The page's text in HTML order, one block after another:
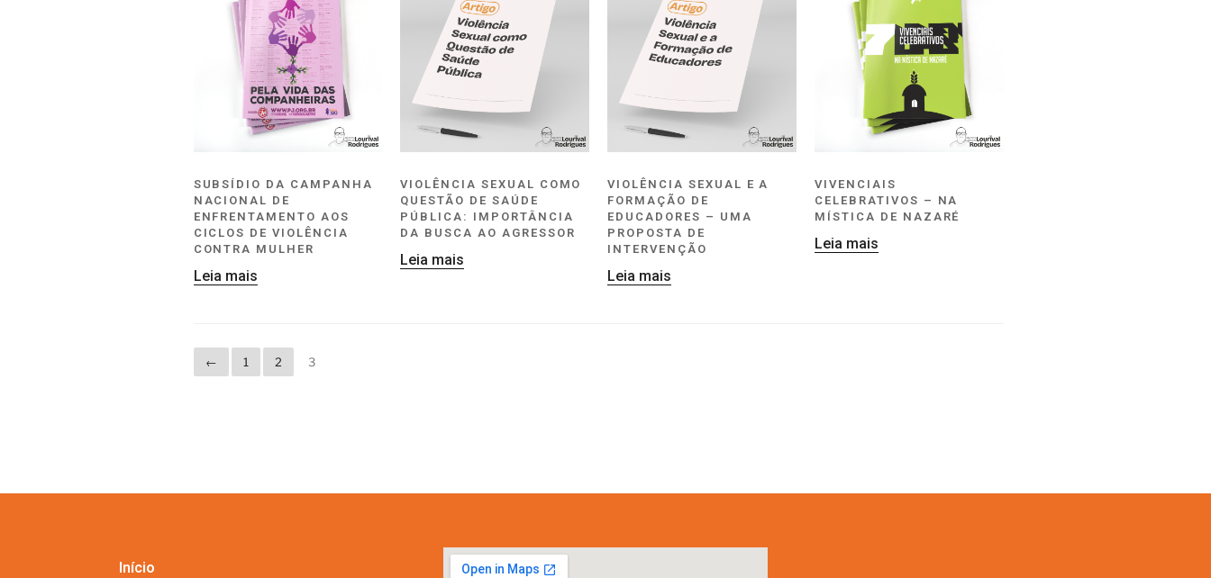
SUBSÍDIO DA CAMPANHA
NACIONAL DE
ENFRENTAMENTO AOS
CICLOS DE VIOLÊNCIA
CONTRA MULHER
Leia mais
VIOLÊNCIA SEXUAL COMO
QUESTÃO DE SAÚDE
PÚBLICA: IMPORTÂNCIA
DA BUSCA AO AGRESSOR
Leia mais
VIOLÊNCIA SEXUAL E A
FORMAÇÃO DE
EDUCADORES – UMA
PROPOSTA DE
INTERVENÇÃO
Leia mais
VIVENCIAIS
CELEBRATIVOS – NA
MÍSTICA DE NAZARÉ
Leia mais
← 1 2 3
Início